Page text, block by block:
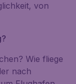
von
Wie fliege
nach